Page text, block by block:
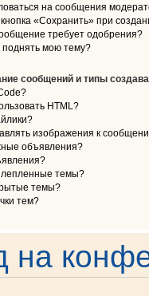
на сообщения
«Сохранить» при
требует одобрения?
поднять мою тему?
сообщений и типы
HTML?
изображения к
объявления?
темы?
темы?
тем?
на